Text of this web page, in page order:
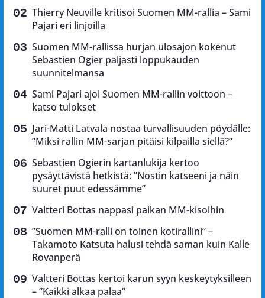
Thierry Neuville kritisoi Suomen MM-rallia – Sami
Pajari eri linjoilla
Suomen MM-rallissa hurjan ulosajon kokenut
Sebastien Ogier paljasti loppukauden
suunnitelmansa
Sami Pajari ajoi Suomen MM-rallin voittoon –
katso tulokset
Jari-Matti Latvala nostaa turvallisuuden pöydälle:
”Miksi rallin MM-sarjan pitäisi kilpailla siellä?”
Sebastien Ogierin kartanlukija kertoo
pysäyttävistä hetkistä: ”Nostin katseeni ja näin
suuret puut edessämme”
Valtteri Bottas nappasi paikan MM-kisoihin
”Suomen MM-ralli on toinen kotirallini” –
Takamoto Katsuta halusi tehdä saman kuin Kalle
Rovanperä
Valtteri Bottas kertoi karun syyn keskeytyksilleen
– ”Kaikki alkaa palaa”